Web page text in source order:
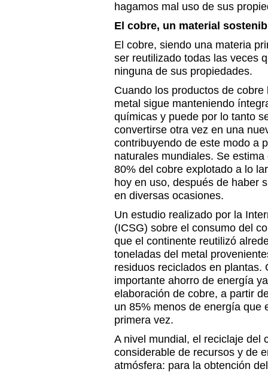
hagamos mal uso de sus
El cobre, un material
El cobre, siendo una materia
ser reutilizado todas las veces
ninguna de sus propiedades.
Cuando los productos de
metal sigue manteniendo
químicas y puede por lo tanto
convertirse otra vez en una
contribuyendo de este modo a
naturales mundiales. Se
80% del cobre explotado a lo
hoy en uso, después de haber
en diversas ocasiones.
Un estudio realizado por la
(ICSG) sobre el consumo del
que el continente reutilizó
toneladas del metal
residuos reciclados en plantas.
importante ahorro de energía
elaboración de cobre, a partir
un 85% menos de energía que
primera vez.
A nivel mundial, el reciclaje del
considerable de recursos y de
atmósfera: para la obtención